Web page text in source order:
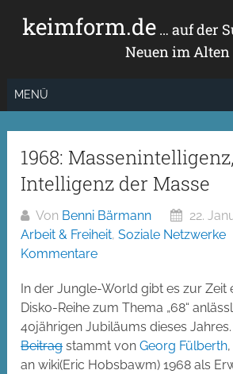
Inhaltkeimform.de… auf der
Neuen im Alten
MENÜ
1968:
Intelligenz der Masse
Von Benni Bärmann
22.
Arbeit & Freiheit,Soziale Netzwerke
Kommentare
In der Jungle-World gibt es zur Zeit
Disko-Reihe zum Thema „68“
40jährigen Jubiläums dieses
Beitragstammt vonGeorg Fülberth
an wiki(Eric Hobsbawm) 1968 als